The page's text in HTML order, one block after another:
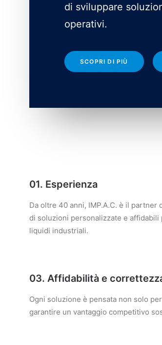
di sviluppare
operativi.
SCOPRI DI PIÙ
01. Esperienza
Da oltre 40 anni, IMP.A.C. è il
di soluzioni personalizzate e
liquidi industriali.
03. Affidabilità e
Ogni soluzione è pensata non solo
garantire un vantaggio competitivo